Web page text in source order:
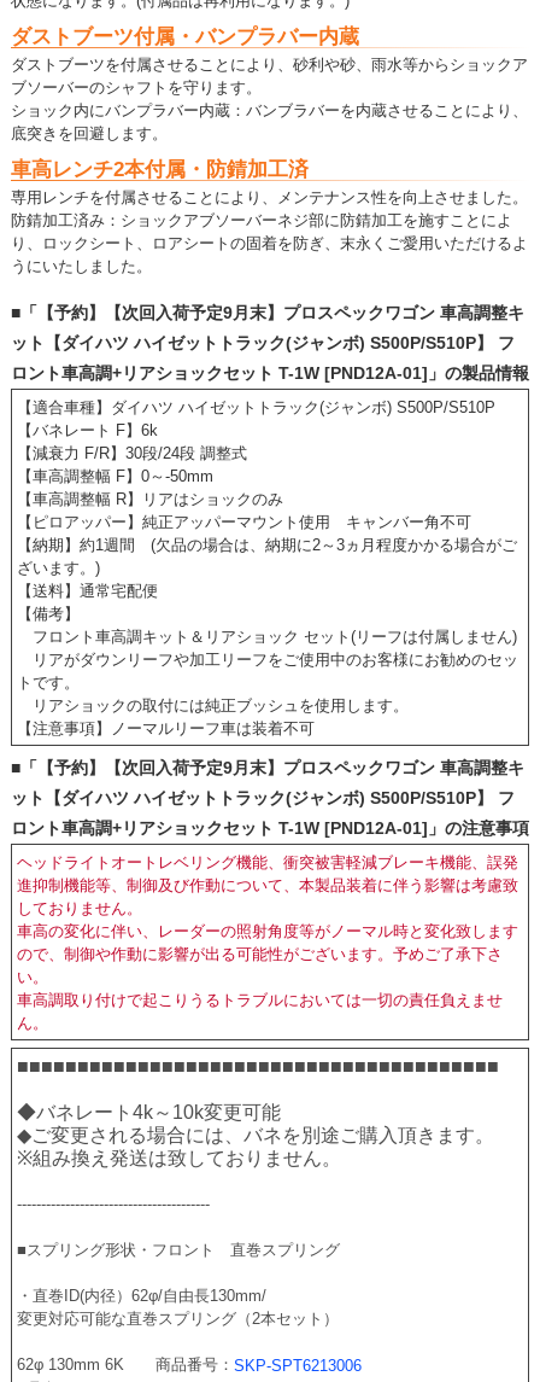
ダストブーツ付属・バンプラバー内蔵
ダストブーツを付属させることにより、砂利や砂、雨水等からショックア
ブソーバーのシャフトを守ります。
ショック内にバンプラバー内蔵：バンブラバーを内蔵させることにより、
底突きを回避します。
車高レンチ2本付属・防錆加工済
専用レンチを付属させることにより、メンテナンス性を向上させました。
防錆加工済み：ショックアブソーバーネジ部に防錆加工を施すことによ
り、ロックシート、ロアシートの固着を防ぎ、末永くご愛用いただけるよ
うにいたしました。
■「【予約】【次回入荷予定9月末】プロスペックワゴン 車高調整キ
ット【ダイハツ ハイゼットトラック(ジャンボ) S500P/S510P】 フ
ロント車高調+リアショックセット T-1W [PND12A-01]」の製品情報
【適合車種】ダイハツ ハイゼットトラック(ジャンボ) S500P/S510P
【バネレート F】6k
【減衰力 F/R】30段/24段 調整式
【車高調整幅 F】0～-50mm
【車高調整幅 R】リアはショックのみ
【ピロアッパー】純正アッパーマウント使用 キャンバー角不可
【納期】約1週間 (欠品の場合は、納期に2～3ヵ月程度かかる場合がご
ざいます。)
【送料】通常宅配便
【備考】
フロント車高調キット＆リアショック セット(リーフは付属しません)
リアがダウンリーフや加工リーフをご使用中のお客様にお勧めのセッ
トです。
リアショックの取付には純正ブッシュを使用します。
【注意事項】ノーマルリーフ車は装着不可
■「【予約】【次回入荷予定9月末】プロスペックワゴン 車高調整キ
ット【ダイハツ ハイゼットトラック(ジャンボ) S500P/S510P】 フ
ロント車高調+リアショックセット T-1W [PND12A-01]」の注意事項
ヘッドライトオートレベリング機能、衝突被害軽減ブレーキ機能、誤発
進抑制機能等、制御及び作動について、本製品装着に伴う影響は考慮致
しておりません。
車高の変化に伴い、レーダーの照射角度等がノーマル時と変化致します
ので、制御や作動に影響が出る可能性がございます。予めご了承下さ
い。
車高調取り付けで起こりうるトラブルにおいては一切の責任負えませ
ん。
■■■■■■■■■■■■■■■■■■■■■■■■■■■■■■■■■■■■■■■■
◆バネレート4k～10k変更可能
◆ご変更される場合には、バネを別途ご購入頂きます。
※組み換え発送は致しておりません。
----------------------------------------
■スプリング形状・フロント　直巻スプリング
・直巻ID(内径）62φ/自由長130mm/
変更対応可能な直巻スプリング（2本セット）
62φ 130mm 6K　　商品番号： SKP-SPT6213006